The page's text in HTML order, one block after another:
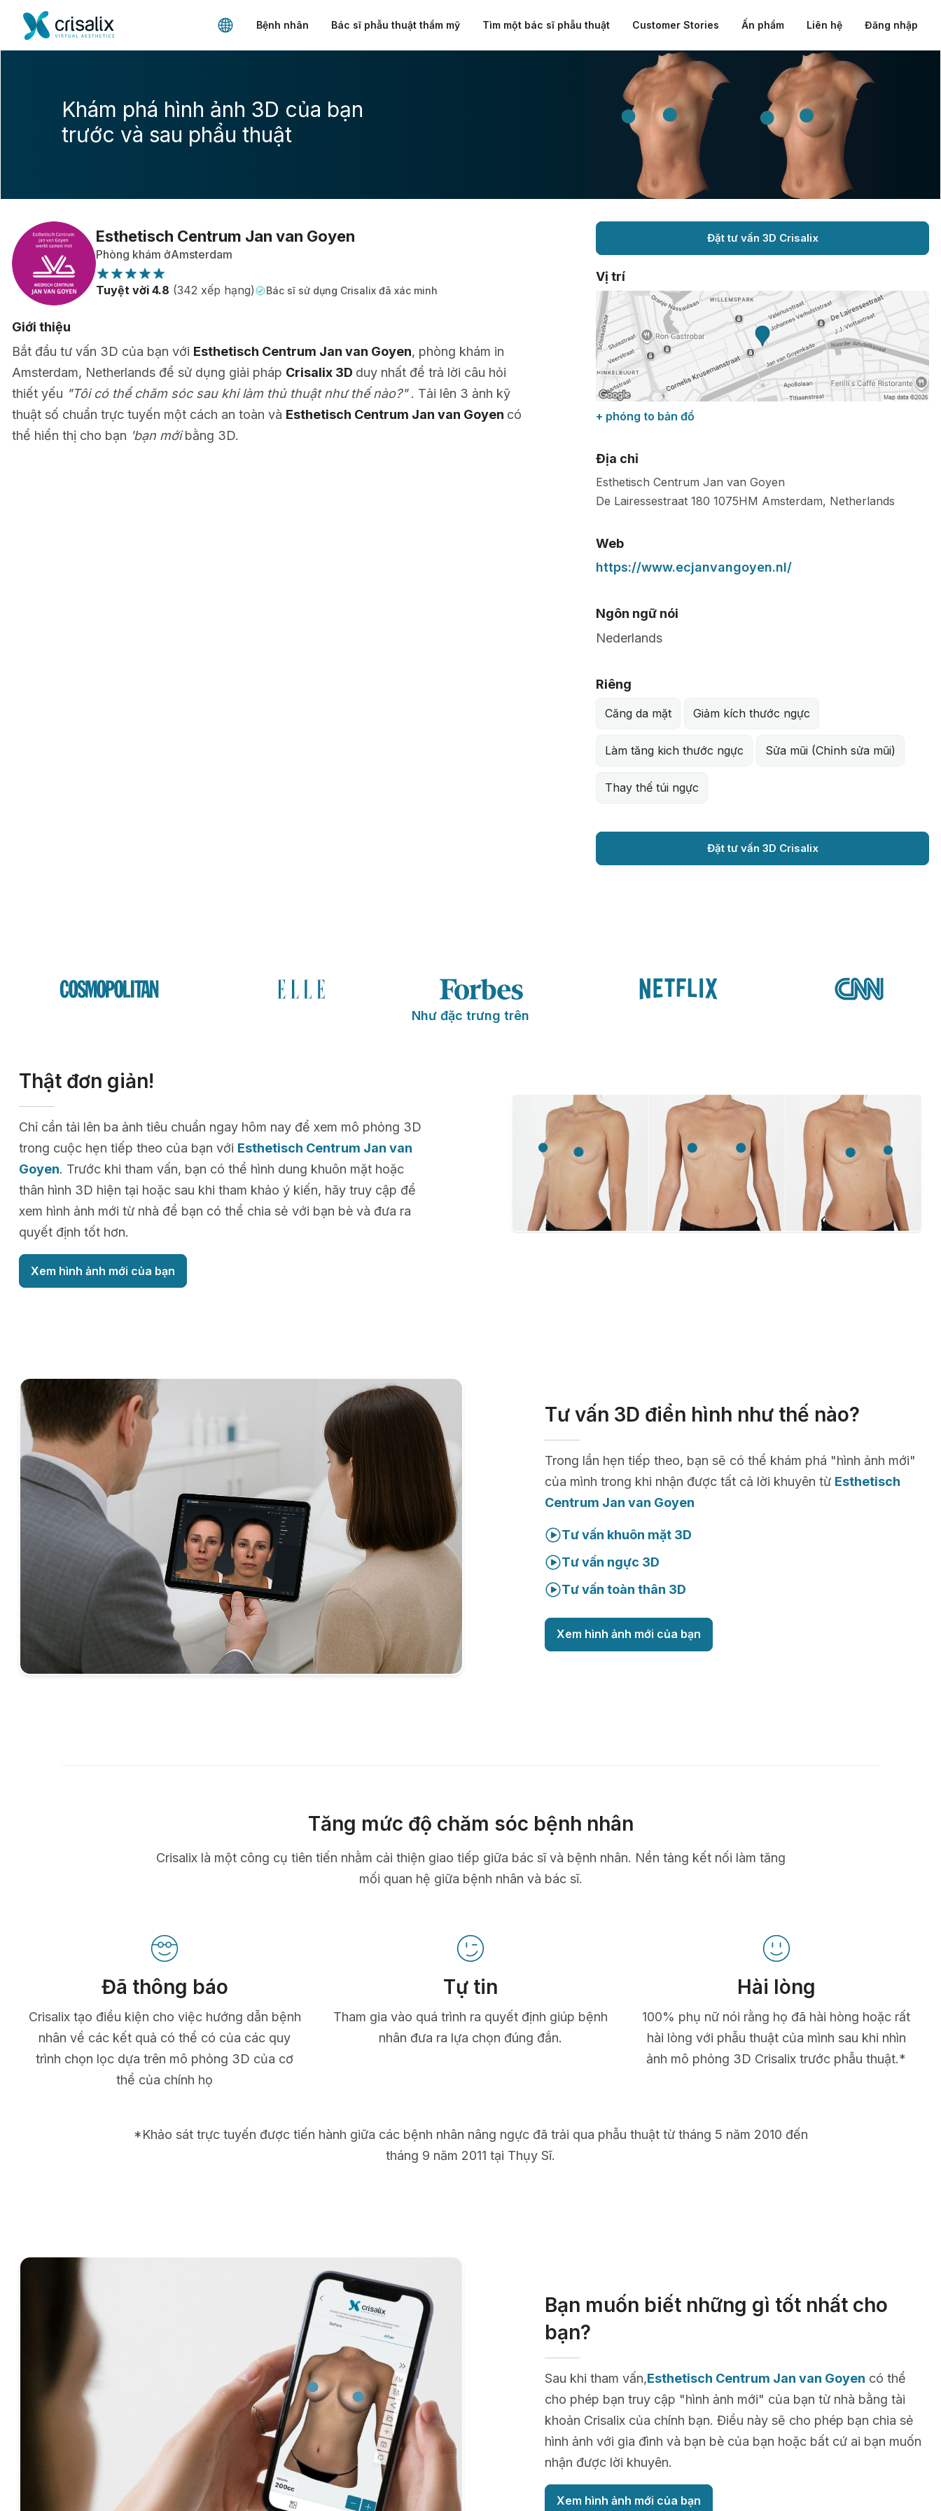
Bệnh nhân Bác sĩ phẫu thuật thẩm mỹ Tìm một bác sĩ phẫu thuật Customer Stories Ấn phẩm Liên hệ Đăng nhập
Khám phá hình ảnh 3D của bạn
trước và sau phẩu thuật
Esthetisch Centrum Jan van Goyen
Phòng khám ởAmsterdam
Tuyệt vời 4.8 (342 xếp hạng) Bác sĩ sử dụng Crisalix đã xác minh
Giới thiệu
Bắt đầu tư vấn 3D của bạn với Esthetisch Centrum Jan van Goyen, phòng khám in
Amsterdam, Netherlands để sử dụng giải pháp Crisalix 3D duy nhất để trả lời câu hỏi
thiết yếu "Tôi có thể chăm sóc sau khi làm thủ thuật như thế nào?". Tải lên 3 ảnh kỹ
thuật số chuẩn trực tuyến một cách an toàn và Esthetisch Centrum Jan van Goyen có
thể hiển thị cho bạn 'bạn mớibằng 3D.
Đặt tư vấn 3D Crisalix
Vị trí
+ phóng to bản đồ
Địa chỉ
Esthetisch Centrum Jan van Goyen
De Lairessestraat 180 1075HM Amsterdam, Netherlands
Web
https://www.ecjanvangoyen.nl/
Ngôn ngữ nói
Nederlands
Riêng
Căng da mặt Giảm kích thước ngực
Làm tăng kich thước ngực Sửa mũi (Chỉnh sửa mũi)
Thay thế túi ngực
Đặt tư vấn 3D Crisalix
Như đặc trưng trên
Thật đơn giản!
Chỉ cần tải lên ba ảnh tiêu chuẩn ngay hôm nay để xem mô phỏng 3D
trong cuộc hẹn tiếp theo của bạn với Esthetisch Centrum Jan van
Goyen. Trước khi tham vấn, bạn có thể hình dung khuôn mặt hoặc
thân hình 3D hiện tại hoặc sau khi tham khảo ý kiến, hãy truy cập để
xem hình ảnh mới từ nhà để bạn có thể chia sẻ với bạn bè và đưa ra
quyết định tốt hơn.
Xem hình ảnh mới của bạn
Tư vấn 3D điển hình như thế nào?
Trong lần hẹn tiếp theo, bạn sẽ có thể khám phá "hình ảnh mới"
của mình trong khi nhận được tất cả lời khuyên từ Esthetisch
Centrum Jan van Goyen
Tư vấn khuôn mặt 3D
Tư vấn ngực 3D
Tư vấn toàn thân 3D
Xem hình ảnh mới của bạn
Tăng mức độ chăm sóc bệnh nhân
Crisalix là một công cụ tiên tiến nhằm cải thiện giao tiếp giữa bác sĩ và bệnh nhân. Nền tảng kết nối làm tăng
mối quan hệ giữa bệnh nhân và bác sĩ.
Đã thông báo
Crisalix tạo điều kiện cho việc hướng dẫn bệnh
nhân về các kết quả có thể có của các quy
trình chọn lọc dựa trên mô phỏng 3D của cơ
thể của chính họ
Tự tin
Tham gia vào quá trình ra quyết định giúp bệnh
nhân đưa ra lựa chọn đúng đắn.
Hài lòng
100% phụ nữ nói rằng họ đã hài hòng hoặc rất
hài lòng với phẫu thuật của mình sau khi nhìn
ảnh mô phỏng 3D Crisalix trước phẫu thuật.*
*Khảo sát trực tuyến được tiến hành giữa các bệnh nhân nâng ngực đã trải qua phẫu thuật từ tháng 5 năm 2010 đến
tháng 9 năm 2011 tại Thụy Sĩ.
Bạn muốn biết những gì tốt nhất cho
bạn?
Sau khi tham vấn,Esthetisch Centrum Jan van Goyen có thể
cho phép bạn truy cập "hình ảnh mới" của bạn từ nhà bằng tài
khoản Crisalix của chính bạn. Điều này sẽ cho phép bạn chia sẻ
hình ảnh với gia đình và bạn bè của bạn hoặc bất cứ ai bạn muốn
nhận được lời khuyên.
Xem hình ảnh mới của bạn